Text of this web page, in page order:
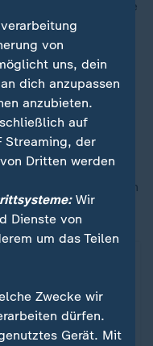
hat Putin die
Trump
Inhalt des
auf X: "Viele
Thomas
"Wie sagt man,
will, ohne zu
nicht will." Putin
weiter führen.
von
uns, dein
dich anzupassen
anzubieten.
auf
Streaming, der
Dritten werden
Wir
Dienste von
um das Teilen
Zwecke wir
dürfen.
Gerät. Mit